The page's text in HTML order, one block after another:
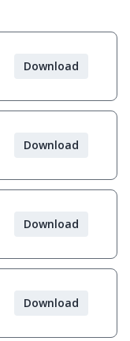
Download
Download
Download
Download